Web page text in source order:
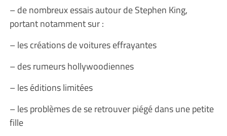
– de nombreux essais autour de Stephen King,
portant notamment sur :
– les créations de voitures effrayantes
– des rumeurs hollywoodiennes
– les éditions limitées
– les problèmes de se retrouver piégé dans une petite
fille